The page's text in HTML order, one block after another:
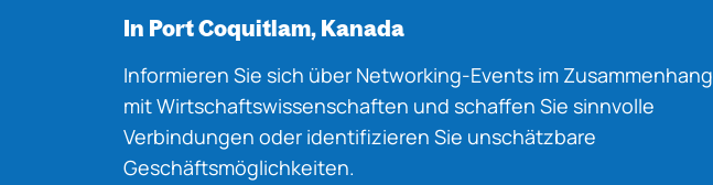
In Port Coquitlam, Kanada
Informieren Sie sich über Networking-Events im Zusammenhang
mit Wirtschaftswissenschaften und schaffen Sie sinnvolle
Verbindungen oder identifizieren Sie unschätzbare
Geschäftsmöglichkeiten.